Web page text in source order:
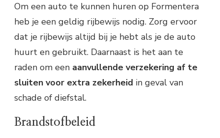
Om een auto te kunnen huren op Formentera
heb je een geldig rijbewijs nodig. Zorg ervoor
dat je rijbewijs altijd bij je hebt als je de auto
huurt en gebruikt. Daarnaast is het aan te
raden om een aanvullende verzekering af te
sluiten voor extra zekerheid in geval van
schade of diefstal.
Brandstofbeleid